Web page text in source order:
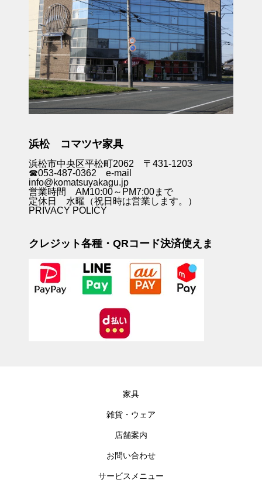
浜松 コマツヤ家具
浜松市中央区平松町2062 〒431-1203
☎053-487-0362 e-mail
info@komatsuyakagu.jp
営業時間 AM10:00～PM7:00まで
定休日 水曜（祝日時は営業します。）
PRIVACY POLICY
クレジット各種・QRコード決済使えま
す。
家具
雑貨・ウェア
店舗案内
お問い合わせ
サービスメニュー